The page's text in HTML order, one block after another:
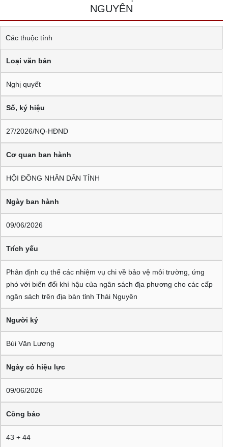
NGUYÊN
Các thuộc tính
Loại văn bản
Nghị quyết
Số, ký hiệu
27/2026/NQ-HĐND
Cơ quan ban hành
HỘI ĐỒNG NHÂN DÂN TỈNH
Ngày ban hành
09/06/2026
Trích yếu
Phân định cụ thể các nhiệm vụ chi về bảo vệ môi trường, ứng
phó với biến đổi khí hậu của ngân sách địa phương cho các cấp
ngân sách trên địa bàn tỉnh Thái Nguyên
Người ký
Bùi Văn Lương
Ngày có hiệu lực
09/06/2026
Công báo
43 + 44